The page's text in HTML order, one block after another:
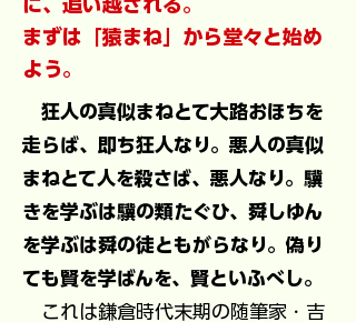
に、追い越される。
まずは「猿まね」から堂々と始め
よう。
狂人の真似まねとて大路おほちを
走らば、即ち狂人なり。悪人の真似
まねとて人を殺さば、悪人なり。驥
きを学ぶは驥の類たぐひ、舜しゆん
を学ぶは舜の徒ともがらなり。偽り
ても賢を学ばんを、賢といふべし。
これは鎌倉時代末期の随筆家・吉